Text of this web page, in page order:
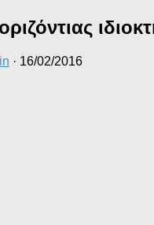
· 16/02/2016